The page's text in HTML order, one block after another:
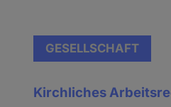
GESELLSCHAFT
Kirchliches